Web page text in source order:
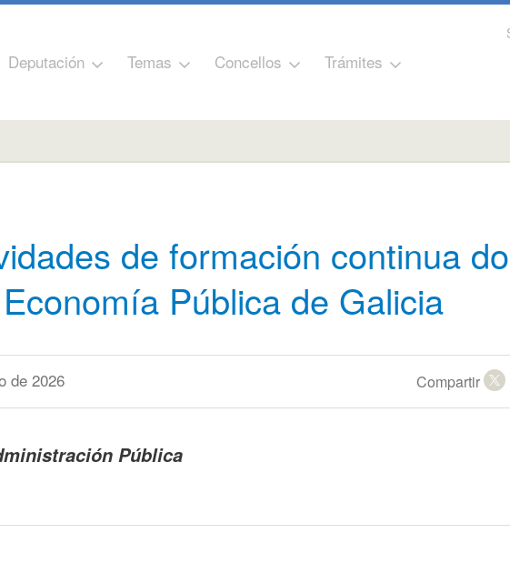
Deputación Temas Concellos Trámites
de formación continua do
Pública de Galicia
de 2026 Compartir
Pública